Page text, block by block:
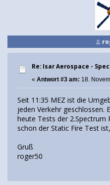
Re: Isar Aerospace -
« Antwort #3 am: 18.
Seit 11:35 MEZ ist die
jeden Verkehr geschlossen.
heute Tests der 2.Spectrum
schon der Static Fire Test
Gruß
roger50